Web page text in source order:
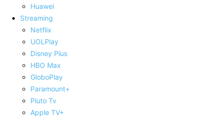
Huawei
Streaming
Netflix
UOLPlay
Disney Plus
HBO Max
GloboPlay
Paramount+
Pluto Tv
Apple TV+